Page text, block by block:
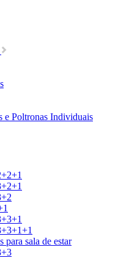
e Poltronas Individuais
para sala de estar